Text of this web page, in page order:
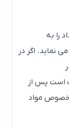
اگر در
پس از
مواد